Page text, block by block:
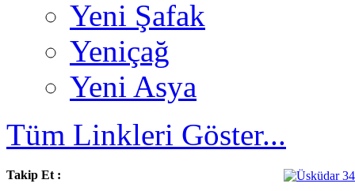
Yeni Şafak
Yeniçağ
Yeni Asya
Tüm Linkleri Göster...
Takip Et :